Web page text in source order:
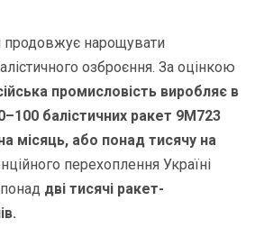
продовжує нарощувати
озброєння. За оцінкою
промисловість виробляє в
балістичних ракет 9М723
місяць, або понад тисячу на
перехоплення Україні
дві тисячі ракет-